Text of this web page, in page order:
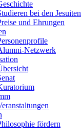
bei den Jesuiten
und Ehrungen
Netzwerk
fördern